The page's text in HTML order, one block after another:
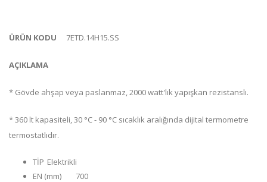
ÜRÜN KODU 7ETD.14H15.SS
AÇIKLAMA
* Gövde ahşap veya paslanmaz, 2000 watt'lık yapışkan rezistanslı.
* 360 lt kapasiteli, 30 °C - 90 °C sıcaklık aralığında dijital termometre
termostatlıdır.
TİP Elektrikli
EN (mm)
700